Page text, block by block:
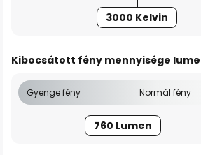
3000 Kelvin
Kibocsátott fény mennyisége
Gyenge fény Normál fény
760 Lumen